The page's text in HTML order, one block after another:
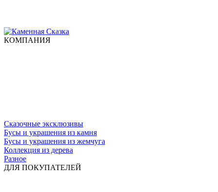
КОМПАНИЯ
Сказочные эксклюзивы
Бусы и украшения из камня
Бусы и украшения из жемчуга
Коллекция из дерева
Разное
ДЛЯ ПОКУПАТЕЛЕЙ